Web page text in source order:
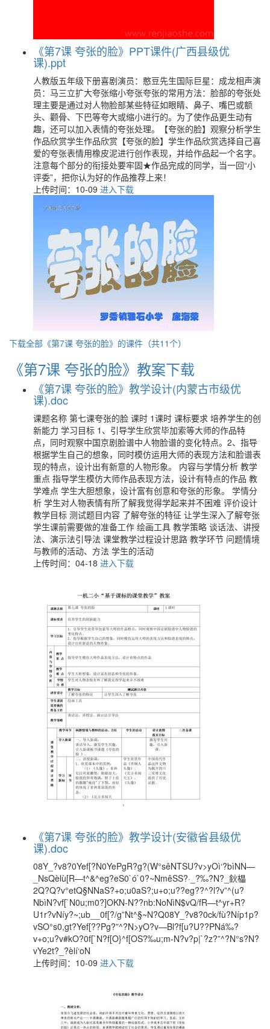
《第7课 夸张的脸》PPT课件(广西县级优
课).ppt
人教版五年级下册喜剧演员：憨豆先生国际巨星：成龙相声演
员：马三立扩大夸张缩小夸张夸张的常用方法：脸部的夸张处
理主要是通过对人物脸部某些特征如眼睛、鼻子、嘴巴或额
头、颧骨、下巴等夸大或缩小进行的。为了使作品更生动有
趣，还可以加入表情的夸张处理。【夸张的脸】观察分析学生
作品欣赏学生作品欣赏【夸张的脸】学生作品欣赏选择自己喜
爱的夸张表情用橡皮泥进行创作表现，并给作品起一个名字。
注意每个部分的衔接处要牢固★作品完成的同学，当一回“小
评委”，把你认为好的作品推荐上来！
上传时间：10-09 进入下载
下载全部《第7课 夸张的脸》的课件（共11个）
《第7课 夸张的脸》教案下载
《第7课 夸张的脸》教学设计(内蒙古市级优
课).doc
课题名称 第七课夸张的脸 课时 1课时 课标要求 培养学生的创
新能力 学习目标 1、引导学生欣赏毕加索等大师的作品特
点，同时观察中国京剧脸谱中人物脸谱的变化特点。2、指导
根据学生自己的想象，同时模仿运用大师的表现方法和脸谱表
现的特点，设计出有新意的人物形象。 内容与学情分析 教学
重点 指导学生模仿大师作品表现方法，设计有特点的作品 教
学难点 学生大胆想象，设计富有创意和夸张的形象。 学情分
析 学生对人物表情有所了解我觉得学起来并不困难 评价设计
教学目标 测试题目内容 了解夸张的特征 让学生深入了解夸张
学生课前需要做的准备工作 绘画工具 教学策略 谈话法、讲授
法、演示法引导法 课堂教学过程设计思路 教学环节 问题情境
与教师的活动、方法 学生的活动
上传时间：04-18 进入下载
《第7课 夸张的脸》教学设计(安徽省县级优
课).doc
08Y_?v8?0Yef[?N0YePgR?g?(W°sêNTSU?v>yOì‘?bìNN—
_NsQèlù[R—t^&^eg?eS0`ó`0?~NmêSS?·_?‰?N?_鈥橸
2Q?Q?v°etQ§NNaS?+o;u0aS?;u+o;u??eg??^?l?v”^(u?
NbìN?vf[`N0u;m0?]OKN-N??nb:NoNìN$vQ/fR—t^yr+R?
U1r?vNíy?~;ub__0f[?/g”Nt^§~N?Q08Y_?v8?0ck/fù?Níp1p?
vSO°s0,gt?Yef[??Pg?”^?N>yO?v—Bl?f[u?U??PNá‰?
v+o;u?v#kO?0f[`N?f[O}^f[OS?‰u;m-N?v?p|`?z?”^?N°s?N?
vYe2t?_?èlí‘oN
上传时间：10-09 进入下载